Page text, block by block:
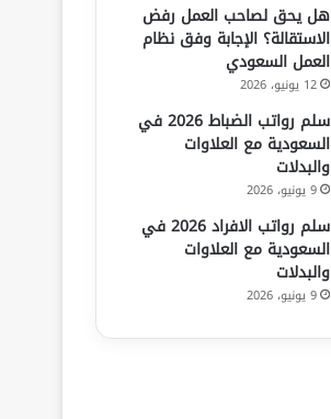
هل يحق لصاحب العمل رفض
الاستقالة؟ الإجابة وفق نظام
العمل السعودي
12 يونيو، 2026
سلم رواتب الضباط 2026 في
السعودية مع العلاوات
والبدلات
9 يونيو، 2026
سلم رواتب الافراد 2026 في
السعودية مع العلاوات
والبدلات
9 يونيو، 2026